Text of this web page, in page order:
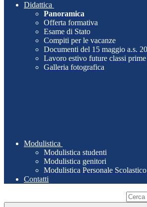
Didattica
Panoramica
Offerta formativa
Esame di Stato
Compiti per le vacanze
Documenti del 15 maggio a.s.
Lavoro estivo future classi prime
Galleria fotografica
Modulistica
Modulistica studenti
Modulistica genitori
Modulistica Personale Scolastico
Contatti